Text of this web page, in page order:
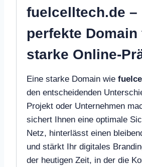
fuelcelltech.de –
perfekte Domain
starke Online-
Eine starke Domain wie
den entscheidenden
Projekt oder Unternehmen
sichert Ihnen eine optimale
Netz, hinterlässt einen
und stärkt Ihr digitales
der heutigen Zeit, in der die